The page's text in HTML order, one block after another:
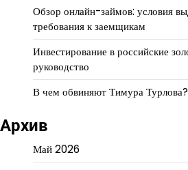
Обзор онлайн-займов: условия
требования к заемщикам
Инвестирование в российские
руководство
В чем обвиняют Тимура Турлова?
Архив
Май 2026